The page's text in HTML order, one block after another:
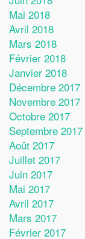
Mai 2018
Avril 2018
Mars 2018
Février 2018
Janvier 2018
Décembre 2017
Novembre 2017
Octobre 2017
Septembre 2017
Août 2017
Juillet 2017
Juin 2017
Mai 2017
Avril 2017
Mars 2017
Février 2017